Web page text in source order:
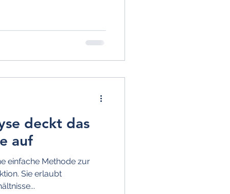
deckt das
auf
einfache Methode zur
Sie erlaubt